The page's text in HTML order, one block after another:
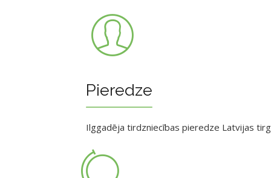
Pieredze
Ilggadēja tirdzniecības pieredze Latvijas